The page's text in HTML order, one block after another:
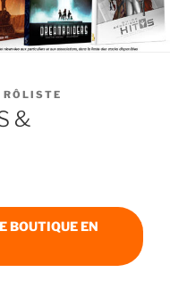
RÔLISTE
&
BOUTIQUE EN